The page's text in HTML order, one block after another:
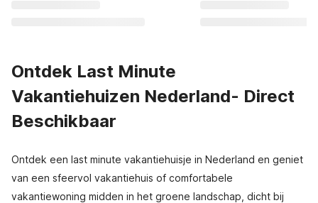
Ontdek Last Minute
Vakantiehuizen Nederland- Direct
Beschikbaar
Ontdek een last minute vakantiehuisje in Nederland en geniet
van een sfeervol vakantiehuis of comfortabele
vakantiewoning midden in het groene landschap, dicht bij